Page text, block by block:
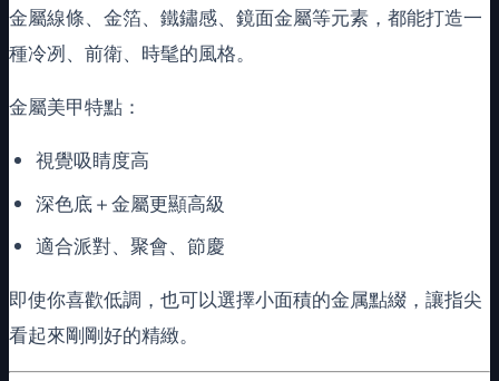
金屬線條、金箔、鐵鏽感、鏡面金屬等元素，都能打造一
種冷冽、前衛、時髦的風格。
金屬美甲特點：
視覺吸睛度高
深色底＋金屬更顯高級
適合派對、聚會、節慶
即使你喜歡低調，也可以選擇小面積的金属點綴，讓指尖
看起來剛剛好的精緻。